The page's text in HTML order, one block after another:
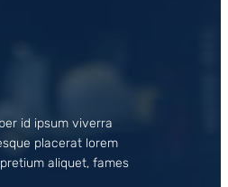
id ipsum viverra
placerat lorem
aliquet, fames